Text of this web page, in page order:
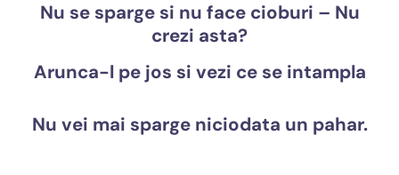
Nu se sparge si nu face cioburi – Nu
crezi asta?
Arunca-l pe jos si vezi ce se intampla
Nu vei mai sparge niciodata un pahar.